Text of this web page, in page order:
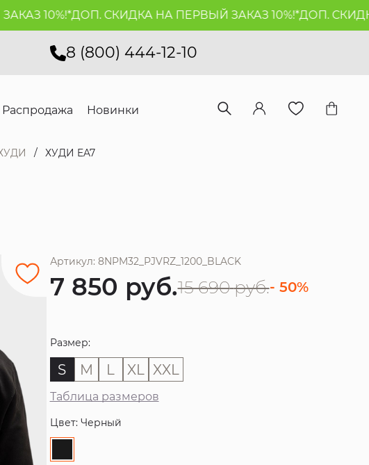
10%!*ДОП. СКИДКА НА ПЕРВЫЙ ЗАКАЗ 10%!*ДОП. СКИДКА
8 (800) 444-12-10
Распродажа Новинки
ХУДИ EA7
Артикул: 8NPM32_PJVRZ_1200_BLACK
7 850 руб.15 690 руб.- 50%
Размер:
S M L XL XXL
Таблица размеров
Цвет: Черный